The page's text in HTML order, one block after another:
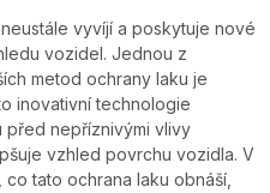
vyvíjí a poskytuje nové
vozidel. Jednou z
metod ochrany laku je
inovativní technologie
před nepříznivými vlivy
vzhled povrchu vozidla. V
tato ochrana laku obnáší,